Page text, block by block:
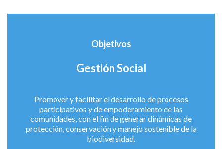
Objetivos
Gestión Social
Promover y facilitar el desarrollo de procesos
participativos y de empoderamiento de las
comunidades, con el fin de generar dinámicas de
protección, conservación y manejo sostenible de la
biodiversidad.